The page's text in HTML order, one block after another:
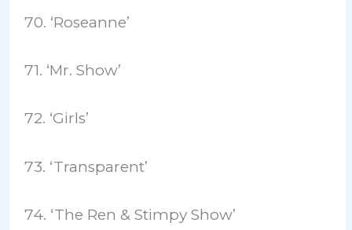
70. ‘Roseanne’
71. ‘Mr. Show’
72. ‘Girls’
73. ‘Transparent’
74. ‘The Ren & Stimpy Show’